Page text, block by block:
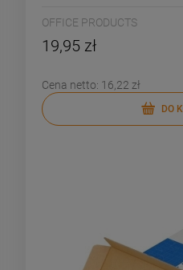
OFFICE PRODUCTS
19,95 zł
Cena netto: 16,22 zł
DO